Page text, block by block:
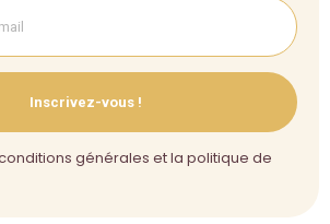
Inscrivez-vous !
générales et la politique de